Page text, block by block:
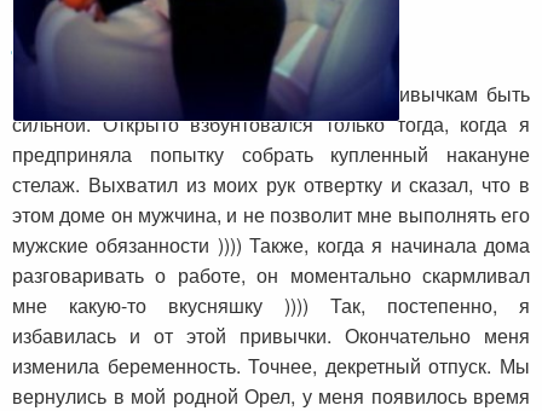
История преображения Натальи
Лощинской из г. Орел
Муж очень терпимо относился к моим привычкам быть
сильной. Открыто взбунтовался только тогда, когда я
предприняла попытку собрать купленный накануне
стелаж. Выхватил из моих рук отвертку и сказал, что в
этом доме он мужчина, и не позволит мне выполнять его
мужские обязанности )))) Также, когда я начинала дома
разговаривать о работе, он моментально скармливал
мне какую-то вкусняшку )))) Так, постепенно, я
избавилась и от этой привычки. Окончательно меня
изменила беременность. Точнее, декретный отпуск. Мы
вернулись в мой родной Орел, у меня появилось время